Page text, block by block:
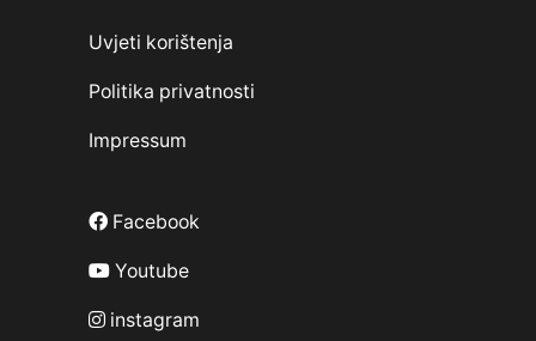
Uvjeti korištenja
Politika privatnosti
Impressum
Facebook
Youtube
instagram